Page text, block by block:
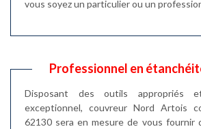
vous soyez un particulier ou un
Professionnel en
Disposant des outils appropriés
exceptionnel, couvreur Nord Artois
62130 sera en mesure de vous fournir